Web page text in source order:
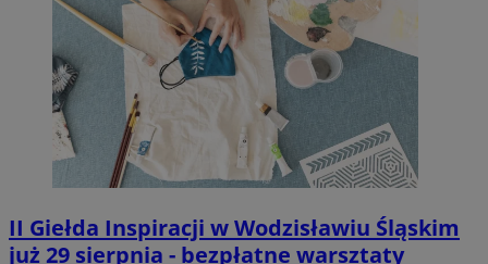
II Giełda Inspiracji w Wodzisławiu Śląskim
już 29 sierpnia - bezpłatne warsztaty